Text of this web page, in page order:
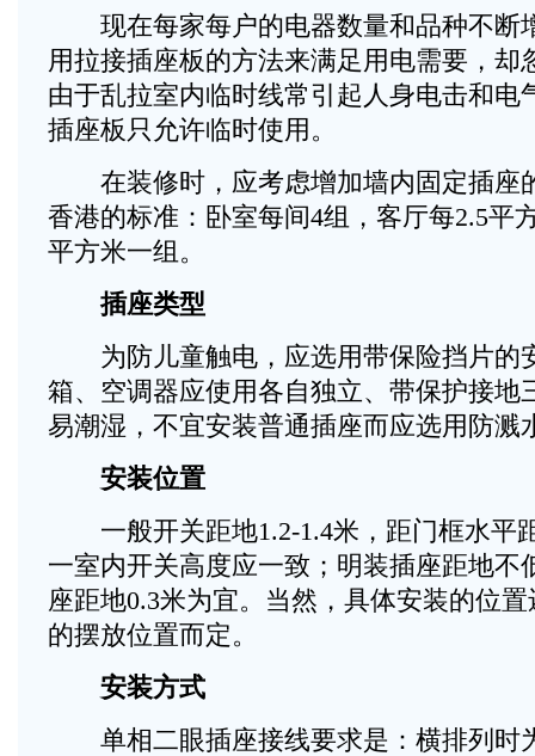
现在每家每户的电器数量和品种不断
用拉接插座板的方法来满足用电需要，却
由于乱拉室内临时线常引起人身电击和电
插座板只允许临时使用。
在装修时，应考虑增加墙内固定插座
香港的标准：卧室每间4组，客厅每2.5平
平方米一组。
插座类型
为防儿童触电，应选用带保险挡片的
箱、空调器应使用各自独立、带保护接地
易潮湿，不宜安装普通插座而应选用防溅
安装位置
一般开关距地1.2-1.4米，距门框水平
一室内开关高度应一致；明装插座距地不
座距地0.3米为宜。当然，具体安装的位
的摆放位置而定。
安装方式
单相二眼插座接线要求是：横排列时